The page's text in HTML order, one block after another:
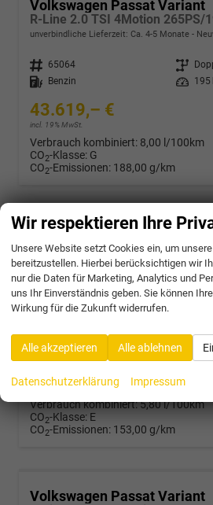
Volkswagen Passat Variant
R-Line 2.0 TSI 4Motion 265PS/
unverbindliche Lieferzeit: Ca. 4-5 Monate
Fahrzeugnr. 65064 Getriebe
Kraftstoff
Benzin Leistung 195
43.619,– €
incl. 19% MwSt.
Verbrauch kombiniert: 8,00 l/100km
CO2-Klasse: G
CO2-Emissionen: 188,00 g/km
Volkswagen Passat Variant
unverbindliche Lieferzeit:4 Wochen
Fahrzeugnr. 58303 Getriebe
Kraftstoff
Diesel
17.10.2025
45.472,– €
incl. 19% MwSt.
Verbrauch kombiniert:5,80 l/100km
CO2-Klasse: E
CO2-Emissionen: 153,00 g/km
Volkswagen Passat Variant
Wir respektieren Ihre
Unsere Website setzt Cookies ein, um
bereitzustellen. Hierbei berücksichtigen wir
nur die Daten für Marketing, Analytics und
uns Ihr Einverständnis geben. Sie können
Wirkung für die Zukunft widerrufen.
Alle akzeptieren Alle ablehnen
Datenschutzerklärung Impressum